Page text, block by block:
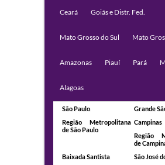
Ceará Goiás e Distr. Fed.
Mato Grosso do Sul Mato
Amazonas Piauí Pará
Alagoas
São Paulo
Grande
Região Metropolitana
de São Paulo
Campinas
Região
de
Baixada Santista
São José